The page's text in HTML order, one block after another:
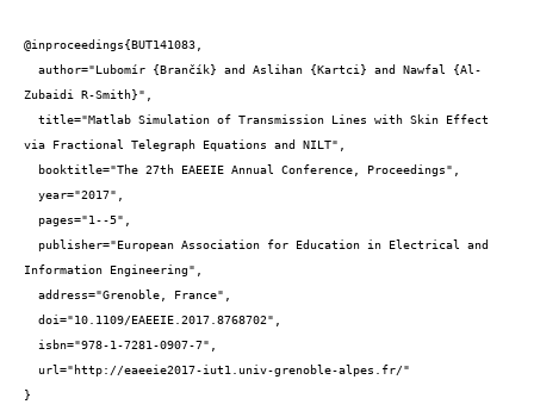
@inproceedings{BUT141083,
Zubaidi R-Smith}",
via Fractional Telegraph Equations and NILT",
Information Engineering",
}